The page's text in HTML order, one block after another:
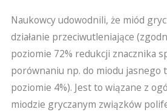
Naukowcy udowodnili, że miód
działanie przeciwutleniające
poziomie 72% redukcji znacznika
porównaniu np. do miodu jasnego
poziomie 4%). Jest to wiązane z
miodzie gryczanym związków